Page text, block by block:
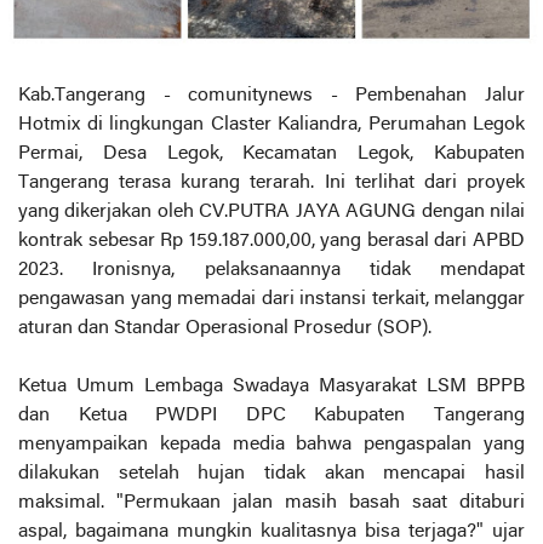
Kab.Tangerang - comunitynews - Pembenahan Jalur
Hotmix di lingkungan Claster Kaliandra, Perumahan Legok
Permai, Desa Legok, Kecamatan Legok, Kabupaten
Tangerang terasa kurang terarah. Ini terlihat dari proyek
yang dikerjakan oleh CV.PUTRA JAYA AGUNG dengan nilai
kontrak sebesar Rp 159.187.000,00, yang berasal dari APBD
2023. Ironisnya, pelaksanaannya tidak mendapat
pengawasan yang memadai dari instansi terkait, melanggar
aturan dan Standar Operasional Prosedur (SOP).
Ketua Umum Lembaga Swadaya Masyarakat LSM BPPB
dan Ketua PWDPI DPC Kabupaten Tangerang
menyampaikan kepada media bahwa pengaspalan yang
dilakukan setelah hujan tidak akan mencapai hasil
maksimal. "Permukaan jalan masih basah saat ditaburi
aspal, bagaimana mungkin kualitasnya bisa terjaga?" ujar